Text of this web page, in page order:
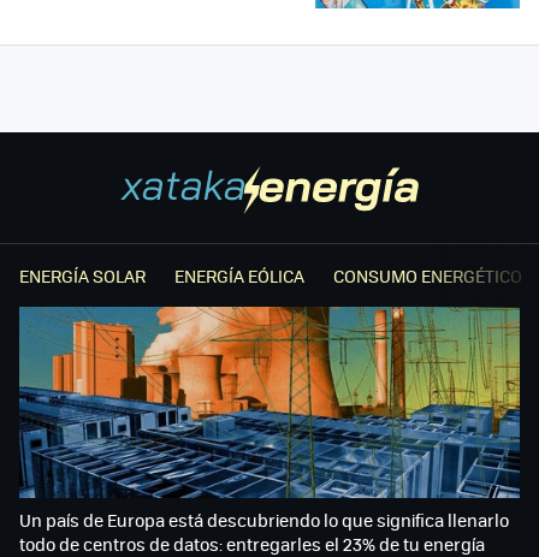
ENERGÍA SOLAR ENERGÍA EÓLICA CONSUMO ENERGÉTICO
Un país de Europa está descubriendo lo que significa llenarlo
todo de centros de datos: entregarles el 23% de tu energía